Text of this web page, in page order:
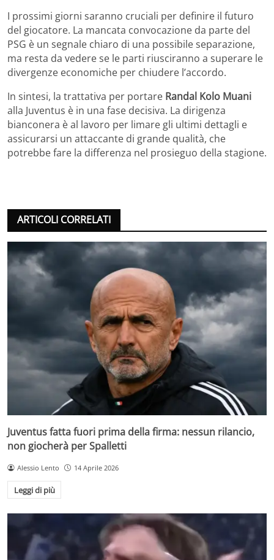
I prossimi giorni saranno cruciali per definire il futuro
del giocatore. La mancata convocazione da parte del
PSG è un segnale chiaro di una possibile separazione,
ma resta da vedere se le parti riusciranno a superare le
divergenze economiche per chiudere l’accordo.
In sintesi, la trattativa per portare Randal Kolo Muani
alla Juventus è in una fase decisiva. La dirigenza
bianconera è al lavoro per limare gli ultimi dettagli e
assicurarsi un attaccante di grande qualità, che
potrebbe fare la differenza nel prosieguo della stagione.
ARTICOLI CORRELATI
Juventus fatta fuori prima della firma: nessun rilancio,
non giocherà per Spalletti
Alessio Lento 14 Aprile 2026
Leggi di più